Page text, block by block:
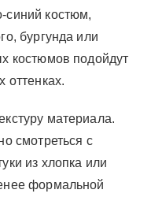
синий костюм,
бургунда или
костюмов подойдут
оттенках.
материала.
смотреться с
из хлопка или
формальной